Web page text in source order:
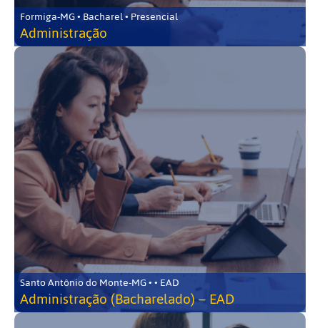
Formiga-MG • Bacharel • Presencial
Administração
Santo Antônio do Monte-MG • • EAD
Administração (Bacharelado) – EAD